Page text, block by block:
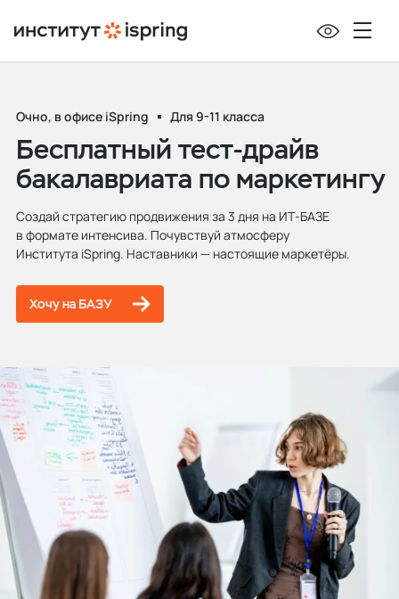
Очно, в офисе iSpring Для 9-11 класса
Бесплатный тест‑драйв
бакалавриата по маркетингу
Создай стратегию продвижения за 3 дня на ИТ‑БАЗЕ
в формате интенсива. Почувствуй атмосферу
Института iSpring. Наставники — настоящие маркетёры.
Хочу на БАЗУ